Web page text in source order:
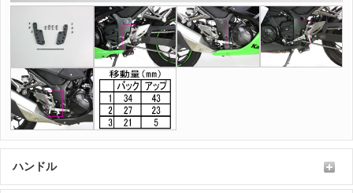
ハンドル